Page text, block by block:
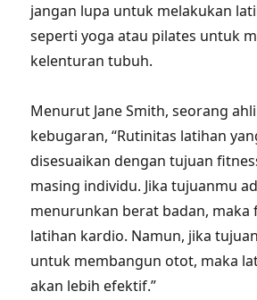
jangan lupa untuk melakukan
seperti yoga atau pilates untuk
kelenturan tubuh.
Menurut Jane Smith, seorang
kebugaran, “Rutinitas latihan
disesuaikan dengan tujuan
masing individu. Jika tujuanmu
menurunkan berat badan, maka
latihan kardio. Namun, jika
untuk membangun otot, maka
akan lebih efektif.”